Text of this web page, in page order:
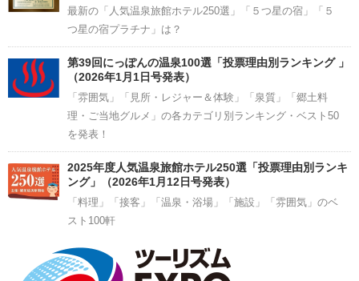
最新の「人気温泉旅館ホテル250選」「５つ星の宿」「５
つ星の宿プラチナ」は？
第39回にっぽんの温泉100選「投票理由別ランキング 」
（2026年1月1日号発表）
「雰囲気」「見所・レジャー＆体験」「泉質」「郷土料
理・ご当地グルメ」の各カテゴリ別ランキング・ベスト50
を発表！
2025年度人気温泉旅館ホテル250選「投票理由別ランキ
ング」（2026年1月12日号発表）
「料理」「接客」「温泉・浴場」「施設」「雰囲気」のベ
スト100軒